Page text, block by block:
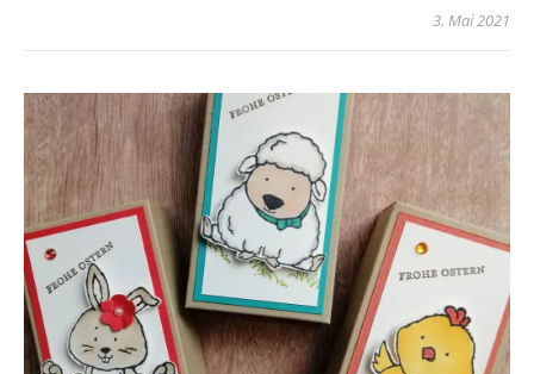
3. Mai 2021